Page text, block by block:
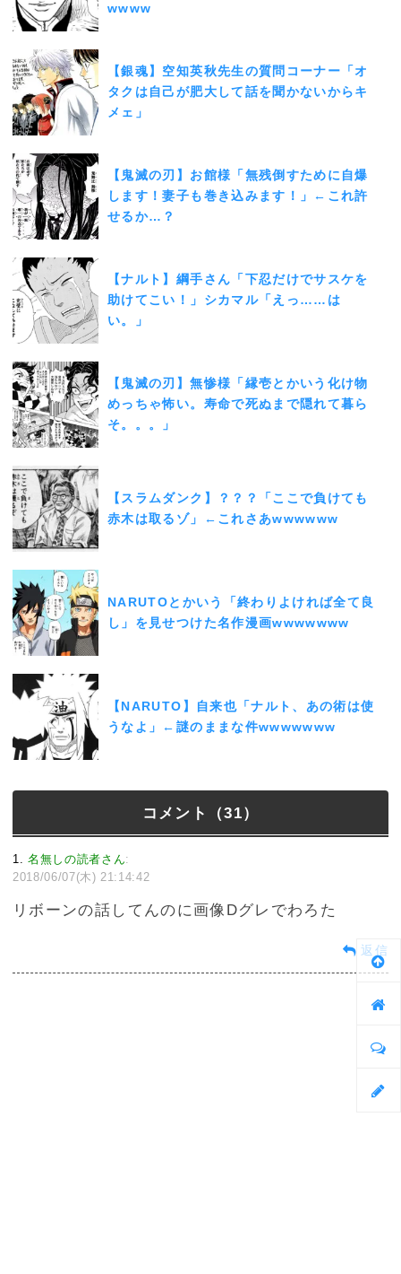
wwww
【銀魂】空知英秋先生の質問コーナー「オ
タクは自己が肥大して話を聞かないからキ
メェ」
【鬼滅の刃】お館様「無残倒すために自爆
します！妻子も巻き込みます！」←これ許
せるか…？
【ナルト】綱手さん「下忍だけでサスケを
助けてこい！」シカマル「えっ……は
い。」
【鬼滅の刃】無惨様「縁壱とかいう化け物
めっちゃ怖い。寿命で死ぬまで隠れて暮ら
そ。。。」
【スラムダンク】？？？「ここで負けても
赤木は取るゾ」←これさあwwwwww
NARUTOとかいう「終わりよければ全て良
し」を見せつけた名作漫画wwwwwww
【NARUTO】自来也「ナルト、あの術は使
うなよ」←謎のままな件wwwwwww
コメント（31）
1 名無しの読者さん:
2018/06/07(木) 21:14:42
リボーンの話してんのに画像Dグレでわろた
返信